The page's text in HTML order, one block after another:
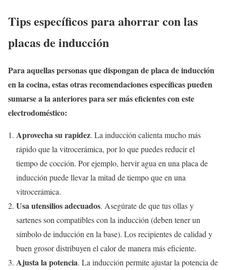
Tips específicos para ahorrar con las
placas de inducción
Para aquellas personas que dispongan de placa de inducción
en la cocina, estas otras recomendaciones específicas pueden
sumarse a la anteriores para ser más eficientes con este
electrodoméstico:
Aprovecha su rapidez. La inducción calienta mucho más
rápido que la vitrocerámica, por lo que puedes reducir el
tiempo de cocción. Por ejemplo, hervir agua en una placa de
inducción puede llevar la mitad de tiempo que en una
vitrocerámica.
Usa utensilios adecuados. Asegúrate de que tus ollas y
sartenes son compatibles con la inducción (deben tener un
símbolo de inducción en la base). Los recipientes de calidad y
buen grosor distribuyen el calor de manera más eficiente.
Ajusta la potencia. La inducción permite ajustar la potencia de